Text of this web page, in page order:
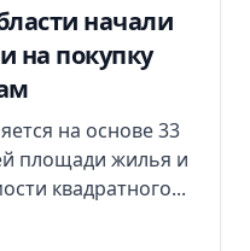
начали
на покупку
на основе 33
площади жилья и
квадратного...